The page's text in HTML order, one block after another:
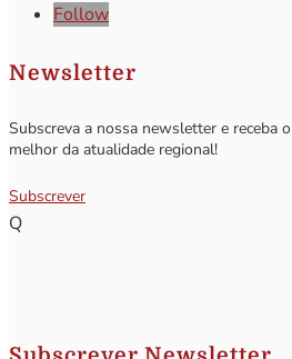
Follow
Newsletter
Subscreva a nossa newsletter e receba o
melhor da atualidade regional!
Subscrever
Q